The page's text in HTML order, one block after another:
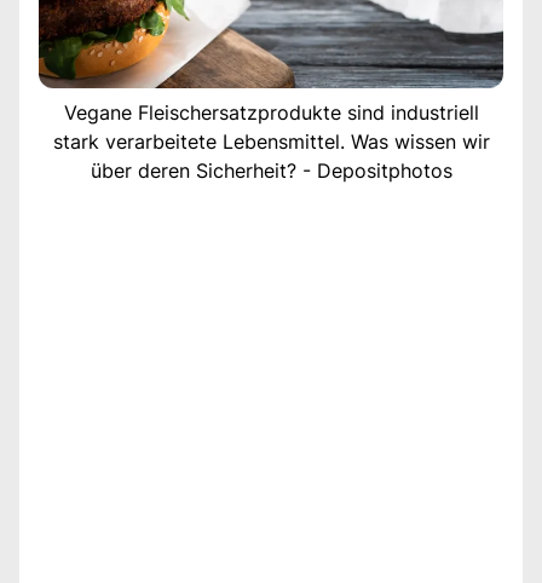
Vegane Fleischersatzprodukte sind industriell
stark verarbeitete Lebensmittel. Was wissen wir
über deren Sicherheit? - Depositphotos